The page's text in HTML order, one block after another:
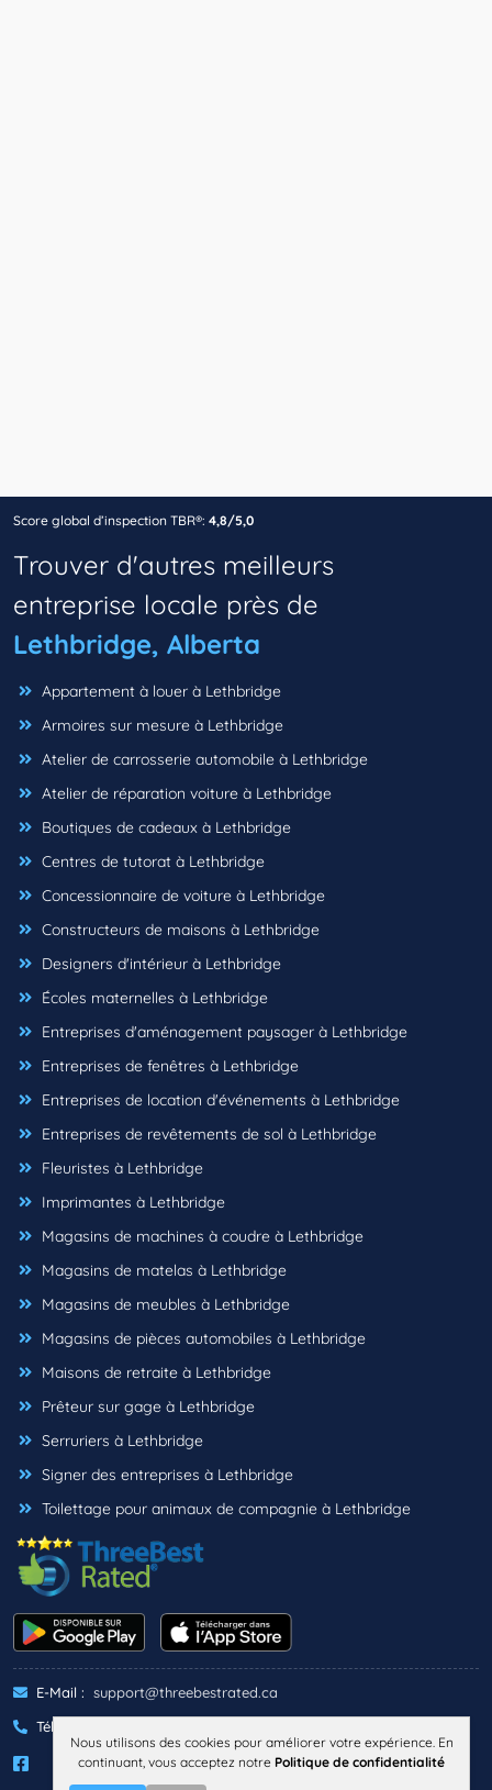
Score global d’inspection TBR®: 4,8/5,0
Trouver d'autres meilleurs
entreprise locale près de
Lethbridge, Alberta
Appartement à louer à Lethbridge
Armoires sur mesure à Lethbridge
Atelier de carrosserie automobile à Lethbridge
Atelier de réparation voiture à Lethbridge
Boutiques de cadeaux à Lethbridge
Centres de tutorat à Lethbridge
Concessionnaire de voiture à Lethbridge
Constructeurs de maisons à Lethbridge
Designers d'intérieur à Lethbridge
Écoles maternelles à Lethbridge
Entreprises d'aménagement paysager à Lethbridge
Entreprises de fenêtres à Lethbridge
Entreprises de location d'événements à Lethbridge
Entreprises de revêtements de sol à Lethbridge
Fleuristes à Lethbridge
Imprimantes à Lethbridge
Magasins de machines à coudre à Lethbridge
Magasins de matelas à Lethbridge
Magasins de meubles à Lethbridge
Magasins de pièces automobiles à Lethbridge
Maisons de retraite à Lethbridge
Prêteur sur gage à Lethbridge
Serruriers à Lethbridge
Signer des entreprises à Lethbridge
Toilettage pour animaux de compagnie à Lethbridge
E-Mail : support@threebestrated.ca
Téléphone :
Nous utilisons des cookies pour améliorer votre expérience. En
continuant, vous acceptez notre Politique de confidentialité